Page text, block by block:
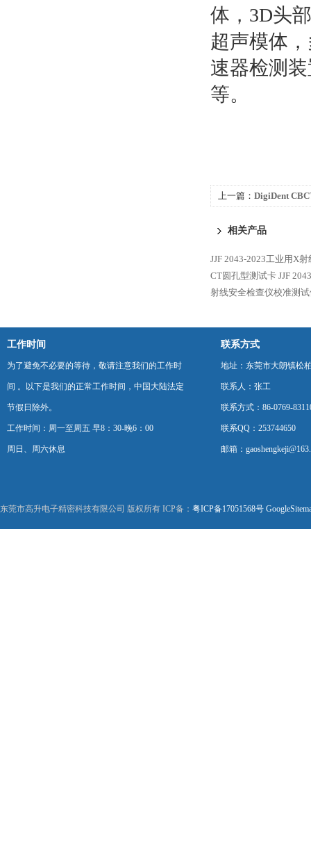
体，3D头
超声模体
速器检测
等。
上一篇： DigiDent
相关产品
JJF 2043-2023工业用X
CT圆孔型测试卡 JJF
射线安全检查仪校准测
工作时间
为了避免不必要的等待，敬请注意我们的工作时
间 。以下是我们的正常工作时间，中国大陆法定
节假日除外。
工作时间：周一至周五 早8：30-晚6：00
周日、周六休息
联系方式
地址：东莞市大朗镇松
联系人：张工
联系方式：86-0769-
联系QQ：253744650
邮箱：
东莞市高升电子精密科技有限公司 版权所有 ICP备： 粤ICP备17051568号